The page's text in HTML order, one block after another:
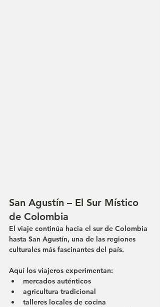
San Agustín – El Sur Místico
de Colombia
El viaje continúa hacia el sur de Colombia
hasta San Agustín, una de las regiones
culturales más fascinantes del país.
Aquí los viajeros experimentan:
mercados auténticos
agricultura tradicional
talleres locales de cocina